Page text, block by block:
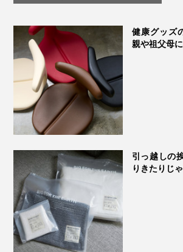
実際、顔も体も、お湯の中で何度もな
ツルになるし、髪をシャンプーで洗
で、お風呂がずいぶんラクに。
1日の終わりに、こんな楽しみができ
炭酸湯”、あなたも試してみてくださ
健康グッズ
親や祖父母
引っ越しの
りきたりじ